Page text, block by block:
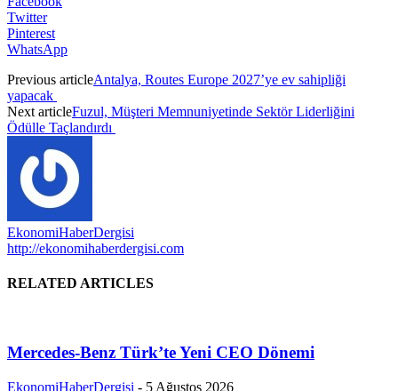
Twitter
Pinterest
WhatsApp
Previous articleAntalya, Routes Europe 2027’ye ev sahipliği
yapacak
Next articleFuzul, Müşteri Memnuniyetinde Sektör Liderliğini
Ödülle Taçlandırdı
EkonomiHaberDergisi
http://ekonomihaberdergisi.com
RELATED ARTICLES
Mercedes-Benz Türk’te Yeni CEO Dönemi
EkonomiHaberDergisi - 5 Ağustos 2026